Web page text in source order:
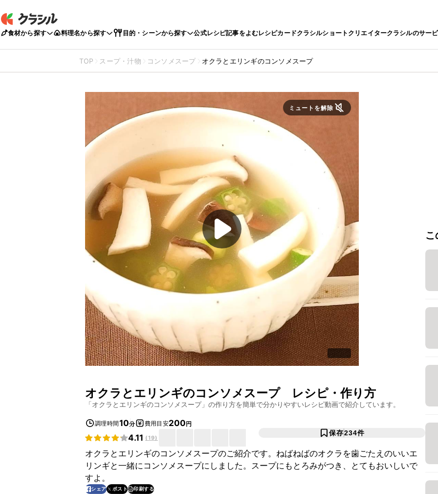
食材から探す 料理名から探す 目的・シーンから探す 公式レシピ記事をよむレシピカードクラシルショートクリエイタークラシルのサー
TOP スープ・汁物 コンソメスープ オクラとエリンギのコンソメスープ
ミュートを解除
オクラとエリンギのコンソメスープレシピ・作り方
「オクラとエリンギのコンソメスープ」の作り方を簡単で分かりやすいレシピ動画で紹介しています。
調理時間10分 費用目安200円
4.11 (19)
保存234件
オクラとエリンギのコンソメスープのご紹介です。ねばねばのオクラを歯ごたえのいいエ
リンギと一緒にコンソメスープにしました。スープにもとろみがつき、とてもおいしいで
すよ。
シェア ポスト 印刷する